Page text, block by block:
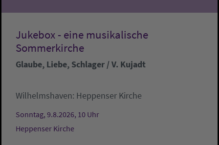
Jukebox - eine musikalische
Sommerkirche
Glaube, Liebe, Schlager / V. Kujadt
Wilhelmshaven: Heppenser Kirche
Sonntag, 9.8.2026, 10 Uhr
Heppenser Kirche